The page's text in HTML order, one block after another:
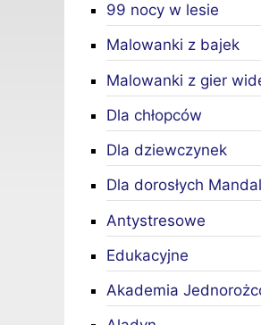
99 nocy w lesie
Malowanki z bajek
Malowanki z gier
Dla chłopców
Dla dziewczynek
Dla dorosłych
Antystresowe
Edukacyjne
Akademia